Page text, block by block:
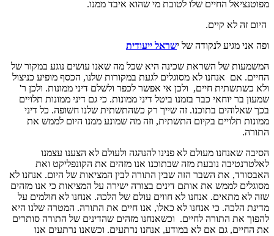
מפוטנציאל החיים שלו לטובת מי שהוא איבד ממנו.
היום זה לא קיים.
ופה אני מגיע לנקודה של ישראל ייעודית
המשמעות של השראת שכינה היא שכל מה שאנו עושים נוגע במקור של
החיים. אם אנחנו לא מסוגלים לגעת במקורות שלנו, הכסף מופיע כניצול
ולא כשתשתית חיים, ולכן אי אפשר לכפר ולשלם דיני ממונות. ולכן ר'
שמעון בר יוחאי כבר בזמנו ביטל דיני ממונות. כי גם דיני ממונות תלויים
בכך שאלוהים בתוכנו. זה שייך רק כשהתשתית שלנו חשופה. כל דיני
ממונות תלויים בקיום התשתית, וזה מה שמונע ממנו היום לממש את
התורה.
הסיבה שאנחנו מעולם לא פנינו להנהגה ולעולם לא הצענו עצמנו
לאלטרנטיבה נובעת מזה שבתוכנו אנו מזהים את הקונפליקט ואת
האבסורד, את השבר הזה שבין התורה לבין המציאות של היום. אנחנו לא
מסוגלים לממש את אותם דינים בצורה ישירה על המציאות כי אנו מזהים
שזה לא מתאים. אנחנו לא חווים עולם של הלכה. אנחנו לא חולמים על
מדינת הלכה. כי אנחנו לא כאלו, אנו חיים את התורה. המטרה שלנו היא
להפוך את התורה לחיים. וכשאנחנו מזהים שהדינים של התורה סותרים
את החיים, גם אם לא במודע, אנחנו נרתעים. וכשאנו נרתעים אנו